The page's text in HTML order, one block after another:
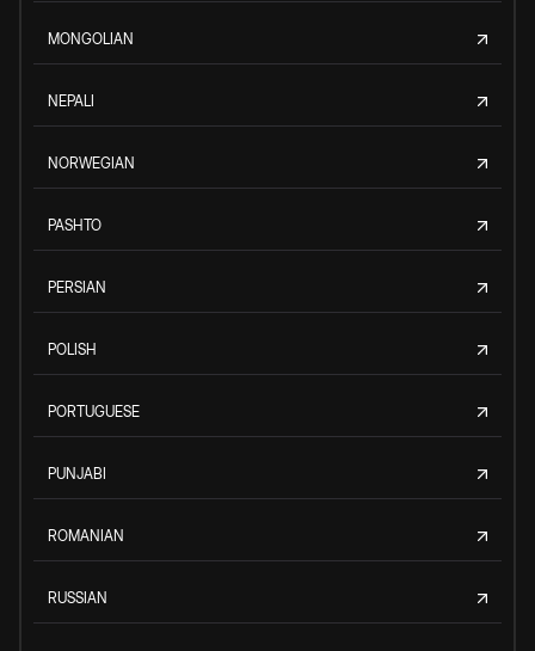
MONGOLIAN
NEPALI
NORWEGIAN
PASHTO
PERSIAN
POLISH
PORTUGUESE
PUNJABI
ROMANIAN
RUSSIAN